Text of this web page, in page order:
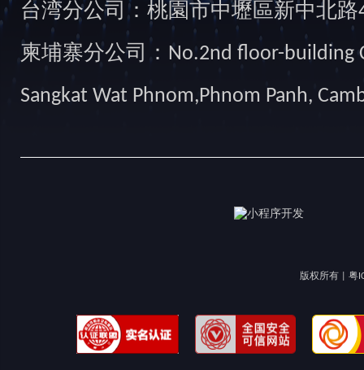
台湾分公司：桃園市中壢區新中北路
柬埔寨分公司：No.2nd floor-building
Sangkat Wat Phnom,Phnom Panh,
版权所有 | 粤